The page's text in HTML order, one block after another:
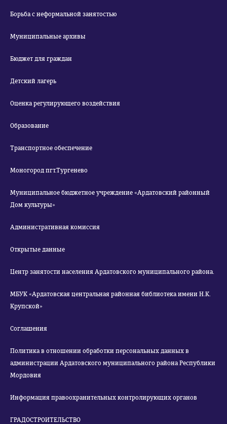
Борьба с неформальной занятостью
Муниципальные архивы
Бюджет для граждан
Детский лагерь
Оценка регулирующего воздействия
Образование
Транспортное обеспечение
Моногород пгт.Тургенево
Муниципальное бюджетное учреждение «Ардатовский районный
Дом культуры»
Административная комиссия
Открытые данные
Центр занятости населения Ардатовского муниципального района.
МБУК «Ардатовская центральная районная библиотека имени Н.К.
Крупской»
Соглашения
Политика в отношении обработки персональных данных в
администрации Ардатовского муниципального района Республики
Мордовия
Информация правоохранительных контролирующих органов
ГРАДОСТРОИТЕЛЬСТВО